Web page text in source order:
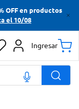
OFF en productos
el 10/08
Ingresar